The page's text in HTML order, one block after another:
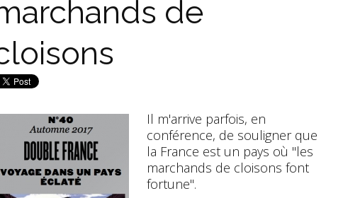
de
Il m'arrive parfois, en
conférence, de souligner que
la France est un pays où "les
marchands de cloisons font
fortune".